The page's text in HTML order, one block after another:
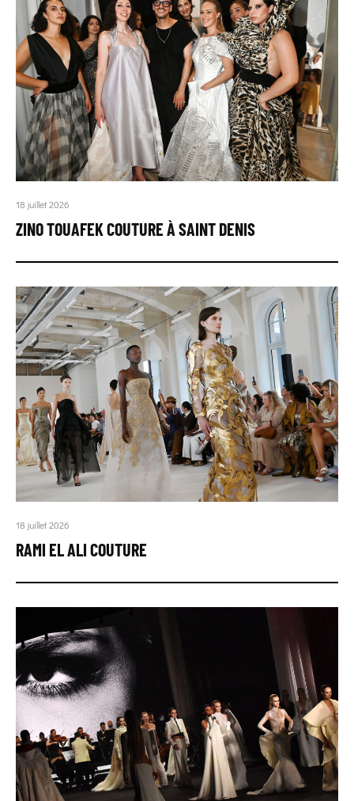
18 juillet 2026
ZINO TOUAFEK COUTURE À SAINT DENIS
18 juillet 2026
RAMI EL ALI COUTURE